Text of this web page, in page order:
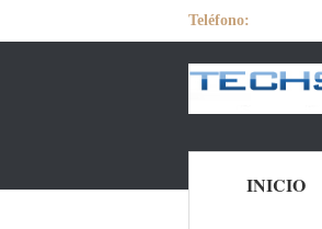
Teléfono:
INICIO